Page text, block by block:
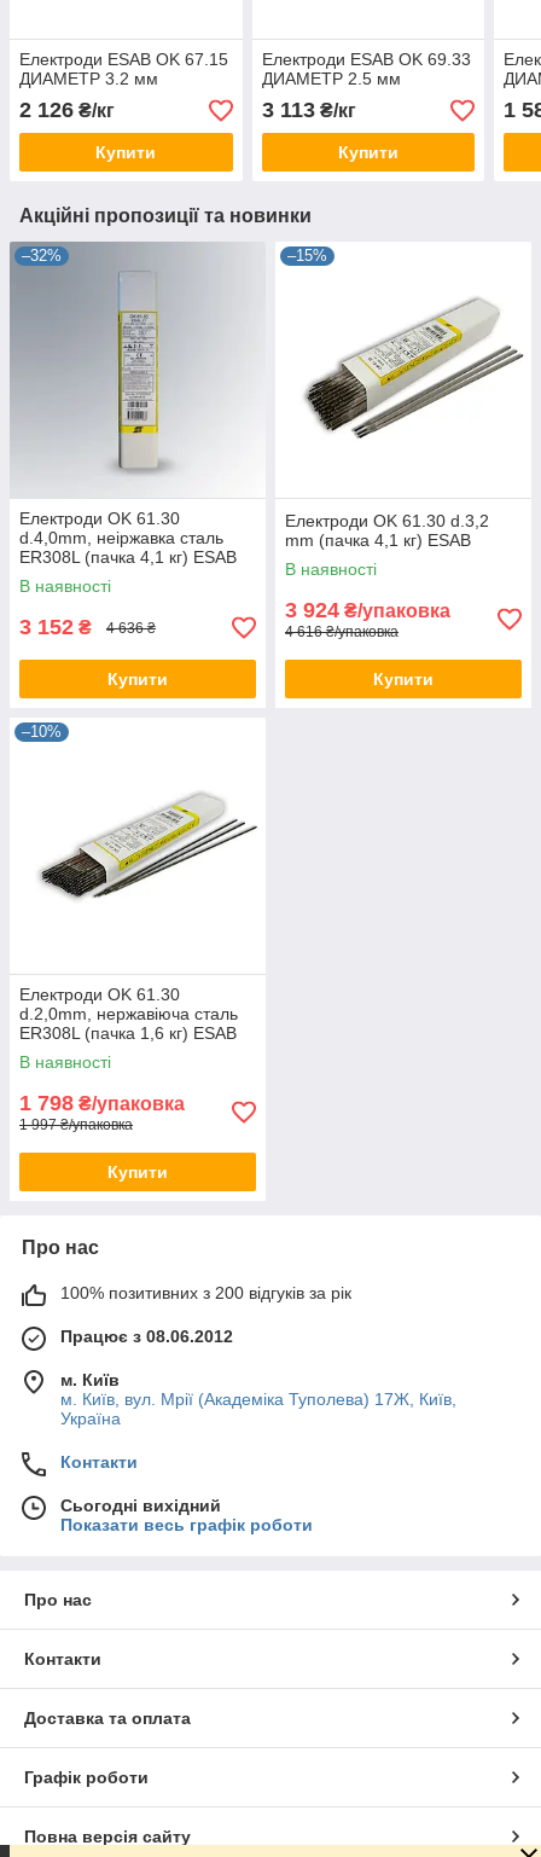
Електроди ESAB OK 67.15
ДИАМЕТР 3.2 мм
2 126 ₴/кг
Купити
Електроди ESAB OK 69.33
ДИАМЕТР 2.5 мм
3 113₴/кг
Купити
1
Акційні пропозиції та новинки
–32%
Електроди OK 61.30
d.4,0mm, неіржавка сталь
ER308L (пачка 4,1 кг) ESAB
В наявності
3 152 ₴ 4 636 ₴
Купити
–15%
Електроди OK 61.30 d.3,2
mm (пачка 4,1 кг) ESAB
В наявності
3 924 ₴/упаковка
4 616 ₴/упаковка
Купити
–10%
Електроди OK 61.30
d.2,0mm, нержавіюча сталь
ER308L (пачка 1,6 кг) ESAB
(6130202030)
В наявності
1 798 ₴/упаковка
1 997 ₴/упаковка
Купити
Про нас
100% позитивних з 200 відгуків за рік
Працює з 08.06.2012
м. Київ
м. Київ, вул. Мрії (Академіка Туполева) 17Ж, Київ,
Україна
Контакти
Сьогодні вихідний
Показати весь графік роботи
Про нас
Контакти
Доставка та оплата
Графік роботи
Повна версія сайту